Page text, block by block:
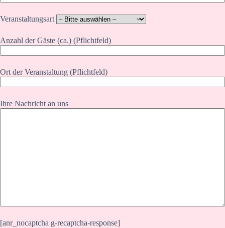
Veranstaltungsart
Anzahl der Gäste (ca.) (Pflichtfeld)
Ort der Veranstaltung (Pflichtfeld)
Ihre Nachricht an uns
[anr_nocaptcha g-recaptcha-response]